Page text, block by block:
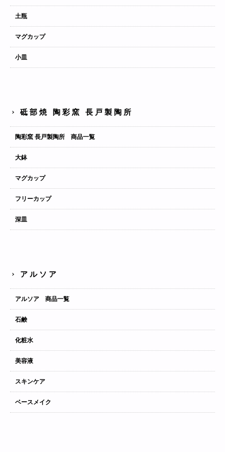
土瓶
マグカップ
小皿
砥部焼 陶彩窯 長戸製陶所
陶彩窯 長戸製陶所 商品一覧
大鉢
マグカップ
フリーカップ
深皿
アルソア
アルソア 商品一覧
石鹸
化粧水
美容液
スキンケア
ベースメイク